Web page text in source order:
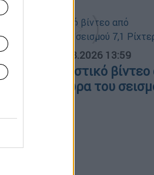
07.08.2026 13:59
Συγκλονιστικό
την ώρα του